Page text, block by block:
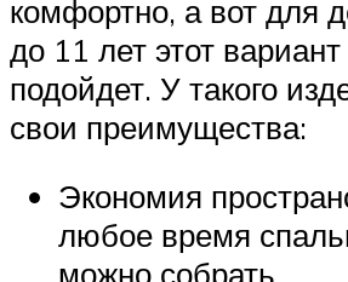
комфортно, а вот для
до 11 лет этот
подойдет. У такого
свои преимущества:
Экономия
любое время
можно собрать.